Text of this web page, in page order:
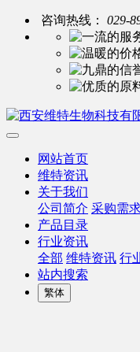
咨询热线：
029-
网站首页
维特资讯
关于我们
公司简介 采购需
产品目录
行业资讯
全部 维特资讯 行
站内搜索
繁体